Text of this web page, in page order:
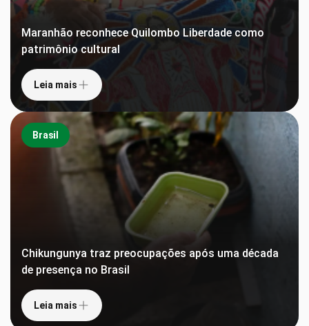
Maranhão reconhece Quilombo Liberdade como
patrimônio cultural
Leia mais
Brasil
Chikungunya traz preocupações após uma década
de presença no Brasil
Leia mais